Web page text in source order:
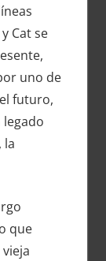
Cat se
uno de
futuro,
la
que